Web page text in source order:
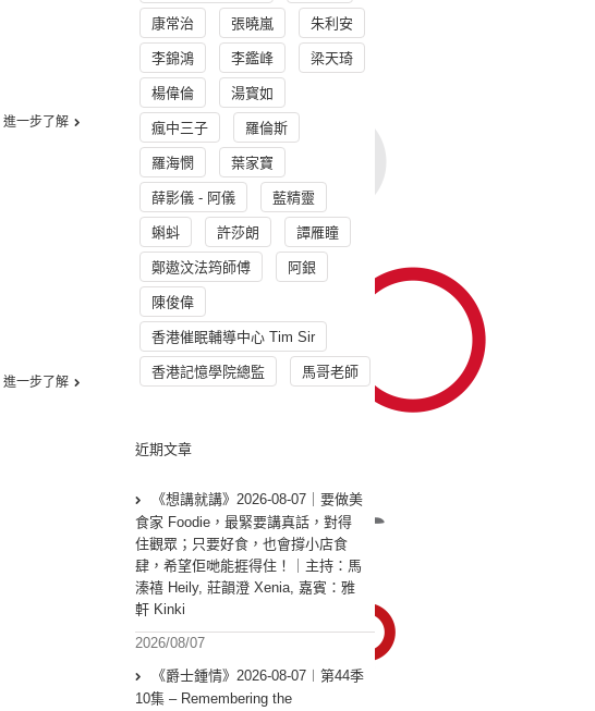
進一步了解
進一步了解
康常治 張曉嵐 朱利安
李錦鴻 李鑑峰 梁天琦
楊偉倫 湯寳如
瘋中三子 羅倫斯
羅海憫 葉家寶
薛影儀 - 阿儀 藍精靈
蝌蚪 許莎朗 譚雁瞳
鄭遨汶法筠師傅 阿銀
陳俊偉
香港催眠輔導中心 Tim Sir
香港記憶學院總監 馬哥老師
近期文章
《想講就講》2026-08-07｜要做美
食家 Foodie，最緊要講真話，對得
住觀眾；只要好食，也會撐小店食
肆，希望佢哋能捱得住！｜主持：馬
溱禧 Heily, 莊韻澄 Xenia, 嘉賓：雅
軒 Kinki
2026/08/07
《爵士鍾情》2026-08-07︱第44季
10集 – Remembering the